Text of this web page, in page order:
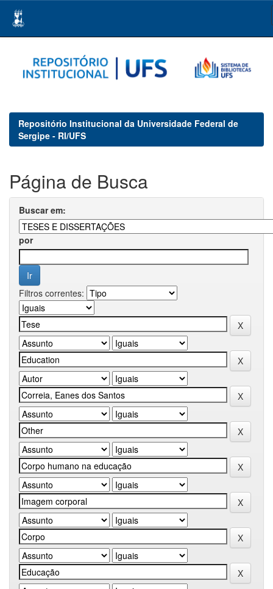
navigation
Repositório Institucional da Universidade Federal de
Sergipe - RI/UFS
Página de Busca
Buscar em:
por
Filtros correntes: